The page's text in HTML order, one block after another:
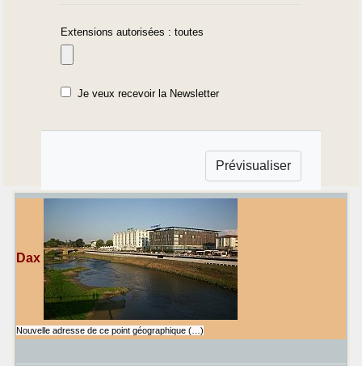
Extensions autorisées : toutes
Je veux recevoir la Newsletter
Dax
Nouvelle adresse de ce point géographique (…)